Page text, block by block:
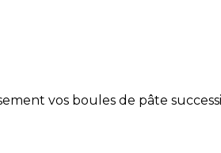
vos boules de pâte